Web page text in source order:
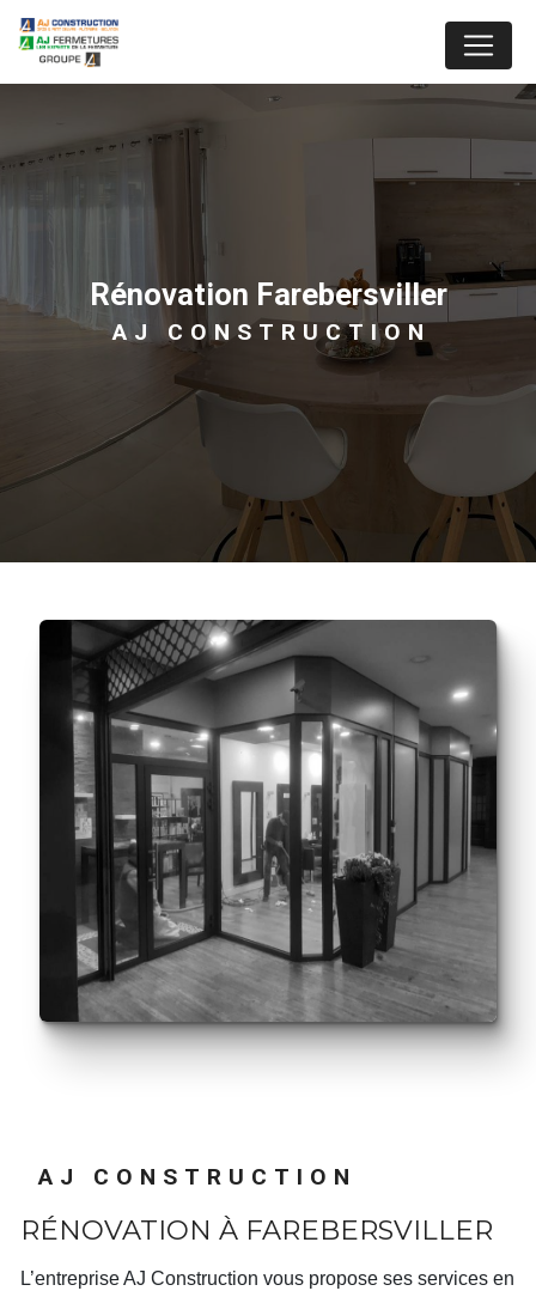
rénovation Farebersviller
AJ CONSTRUCTION
AJ CONSTRUCTION
RÉNOVATION À FAREBERSVILLER
L’entrepriseAJ Construction vous propose ses services en
Panneau de gestion des cookies